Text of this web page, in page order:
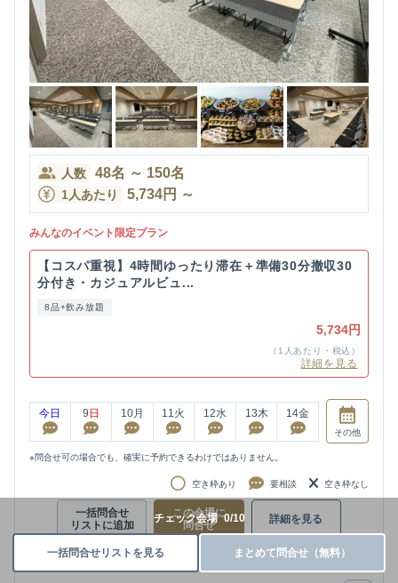
人数 48名 ～ 150名
1人あたり 5,734円 ～
みんなのイベント限定プラン
【コスパ重視】4時間ゆったり滞在＋準備30分撤収30
分付き・カジュアルビュ...
8品+飲み放題
5,734円
（1人あたり・税込）
詳細を見る
今日 9 日 10月 11火 12水 13木 14金
その他
※問合せ可の場合でも、確実に予約できるわけではありません。
空き枠あり 要相談 空き枠なし
一括問合せ
リストに追加
この会場に
問合せ
詳細を見る
チェック会場 0/10
一括問合せリストを見る まとめて問合せ（無料）